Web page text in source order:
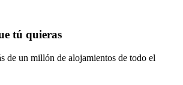
tú quieras
de un millón de alojamientos de todo el